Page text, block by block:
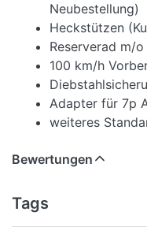
Neubestellung)
Heckstützen
Reserverad m/
100 km/h
Adapter für 7p
weiteres
Bewertungen
Tags